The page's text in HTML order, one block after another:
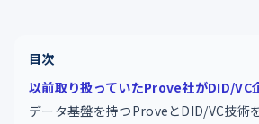
目次
以前取り扱っていたProve社がDID/VC
データ基盤を持つProveとDID/VC技